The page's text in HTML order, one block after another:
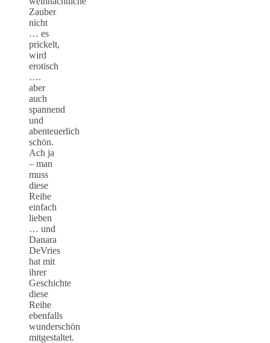
Zauber
nicht
… es
prickelt,
wird
erotisch
….
aber
auch
spannend
und
abenteuerlich
schön.
Ach ja
– man
muss
diese
Reihe
einfach
lieben
… und
Danara
DeVries
hat mit
ihrer
Geschichte
diese
Reihe
ebenfalls
wunderschön
mitgestaltet.